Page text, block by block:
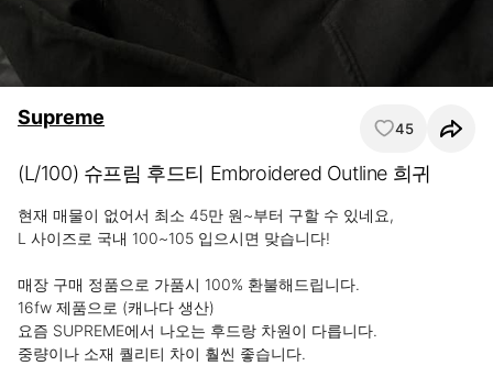
Supreme 45
(L/100) 슈프림 후드티 Embroidered Outline 희귀
현재 매물이 없어서 최소 45만 원~부터 구할 수 있네요,
L 사이즈로 국내 100~105 입으시면 맞습니다!
매장 구매 정품으로 가품시 100% 환불해드립니다.
16fw 제품으로 (캐나다 생산)
요즘 SUPREME에서 나오는 후드랑 차원이 다릅니다.
중량이나 소재 퀄리티 차이 훨씬 좋습니다.